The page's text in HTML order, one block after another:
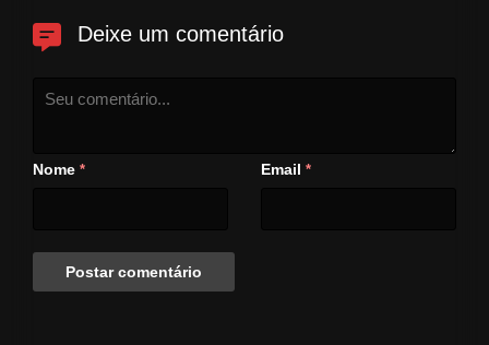
Deixe um comentário
Nome * Email *